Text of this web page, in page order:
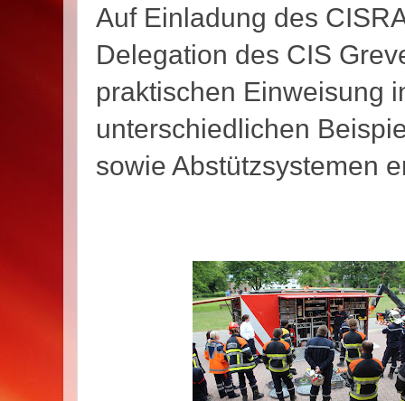
Auf Einladung des
Delegation des CIS
praktischen Einweisung
unterschiedlichen
sowie Abstützsystemen